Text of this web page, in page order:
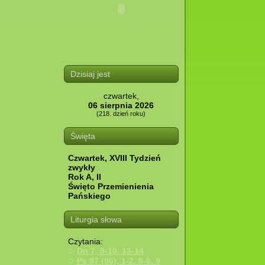
Dzisiaj jest
czwartek,
06 sierpnia 2026
(218. dzień roku)
Święta
Czwartek, XVIII Tydzień
zwykły
Rok A, II
Święto Przemienienia
Pańskiego
Liturgia słowa
Czytania:
Dn 7, 9-10. 13-14
Ps 97 (96), 1-2. 5-6. 9